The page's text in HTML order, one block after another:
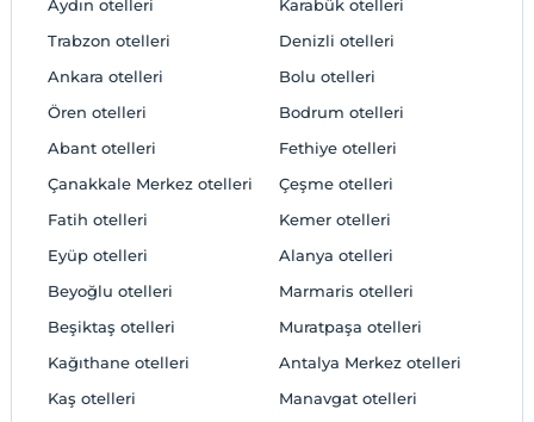
Aydın otelleri
Trabzon otelleri
Ankara otelleri
Karabük otelleri
Denizli otelleri
Bolu otelleri
Ören otelleri
Abant otelleri
Çanakkale Merkez otelleri
Fatih otelleri
Eyüp otelleri
Beyoğlu otelleri
Beşiktaş otelleri
Kağıthane otelleri
Kaş otelleri
Bodrum otelleri
Fethiye otelleri
Çeşme otelleri
Kemer otelleri
Alanya otelleri
Marmaris otelleri
Muratpaşa otelleri
Antalya Merkez otelleri
Manavgat otelleri